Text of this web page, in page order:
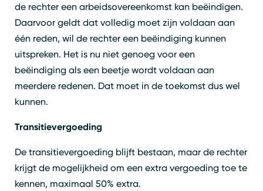
de rechter een arbeidsovereenkomst kan beëindigen.
Daarvoor geldt dat volledig moet zijn voldaan aan
één reden, wil de rechter een beëindiging kunnen
uitspreken. Het is nu niet genoeg voor een
beëindiging als een beetje wordt voldaan aan
meerdere redenen. Dat moet in de toekomst dus wel
kunnen.
Transitievergoeding
De transitievergoeding blijft bestaan, maar de rechter
krijgt de mogelijkheid om een extra vergoeding toe te
kennen, maximaal 50% extra.